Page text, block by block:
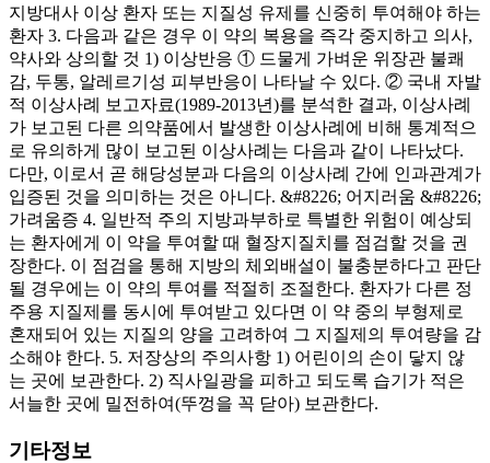
지방대사 이상 환자 또는 지질성 유제를 신중히 투여해야 하는
환자 3. 다음과 같은 경우 이 약의 복용을 즉각 중지하고 의사,
약사와 상의할 것 1) 이상반응 ① 드물게 가벼운 위장관 불쾌
감, 두통, 알레르기성 피부반응이 나타날 수 있다. ② 국내 자발
적 이상사례 보고자료(1989-2013년)를 분석한 결과, 이상사례
가 보고된 다른 의약품에서 발생한 이상사례에 비해 통계적으
로 유의하게 많이 보고된 이상사례는 다음과 같이 나타났다.
다만, 이로서 곧 해당성분과 다음의 이상사례 간에 인과관계가
입증된 것을 의미하는 것은 아니다. &#8226; 어지러움 &#8226;
가려움증 4. 일반적 주의 지방과부하로 특별한 위험이 예상되
는 환자에게 이 약을 투여할 때 혈장지질치를 점검할 것을 권
장한다. 이 점검을 통해 지방의 체외배설이 불충분하다고 판단
될 경우에는 이 약의 투여를 적절히 조절한다. 환자가 다른 정
주용 지질제를 동시에 투여받고 있다면 이 약 중의 부형제로
혼재되어 있는 지질의 양을 고려하여 그 지질제의 투여량을 감
소해야 한다. 5. 저장상의 주의사항 1) 어린이의 손이 닿지 않
는 곳에 보관한다. 2) 직사일광을 피하고 되도록 습기가 적은
서늘한 곳에 밀전하여(뚜껑을 꼭 닫아) 보관한다.
기타정보